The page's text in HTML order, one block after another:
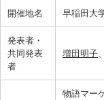
開催地名 早稲田大
発表者・
共同発表
者
増田明子
物語マー